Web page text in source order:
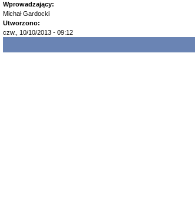
Wprowadzający:
Michał Gardocki
Utworzono:
czw., 10/10/2013 - 09:12